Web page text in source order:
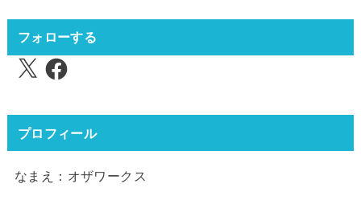
フォローする
X Facebook
プロフィール
なまえ：オザワークス